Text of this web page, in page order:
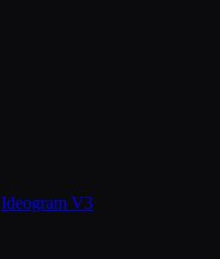
Ideogram V3